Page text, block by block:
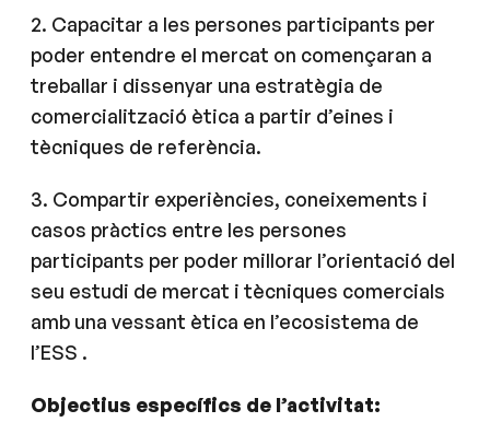
2. Capacitar a les persones participants per
poder entendre el mercat on començaran a
treballar i dissenyar una estratègia de
comercialització ètica a partir d’eines i
tècniques de referència.
3. Compartir experiències, coneixements i
casos pràctics entre les persones
participants per poder millorar l’orientació del
seu estudi de mercat i tècniques comercials
amb una vessant ètica en l’ecosistema de
l’ESS .
Objectius específics de l’activitat: